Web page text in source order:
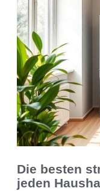
Die besten
jeden